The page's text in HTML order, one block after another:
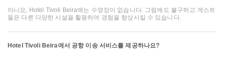
아니요, Hotel Tivoli Beira에는 수영장이 없습니다. 그럼에도 불구하고 게스트
들은 다른 다양한 시설을 활용하여 경험을 향상시킬 수 있습니다.
Hotel Tivoli Beira에서 공항 이송 서비스를 제공하나요?